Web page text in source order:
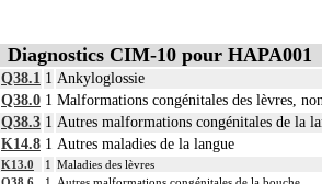
Diagnostics CIM-10 pour HAPA001
Q38.1 1 Ankyloglossie
Q38.0 1 Malformations congénitales des lèvres,
Q38.3 1 Autres malformations congénitales de la
K14.8 1 Autres maladies de la langue
K13.0 1 Maladies des lèvres